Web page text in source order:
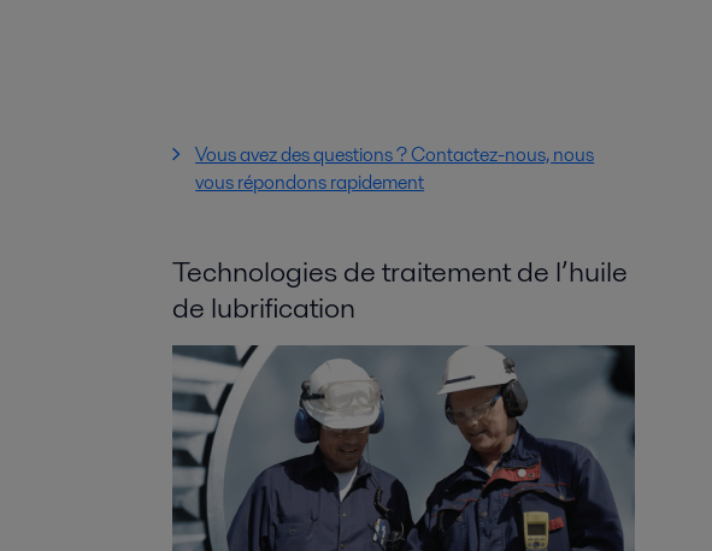
Vous avez des questions ? Contactez-nous, nous
vous répondons rapidement
Technologies de traitement de l’huile
de lubrification